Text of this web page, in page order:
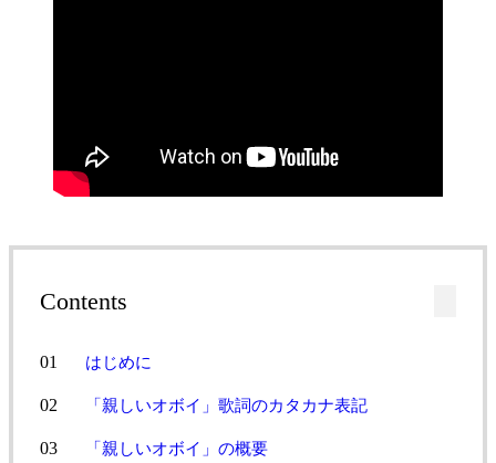
Contents
はじめに
「親しいオボイ」歌詞のカタカナ表記
「親しいオボイ」の概要